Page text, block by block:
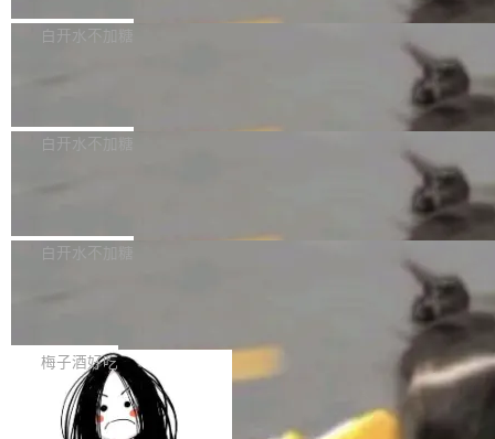
不得生成涉及安全性的关键变更，除非作者本身
36个月。 公告显示，本次宇树科技战略配售对
员工参与设立的专项资产管理计划。其中，Dee
获配9...
Bug fixes and enhancements 修复多次传递同
一个回归问题，该问题导致拉取镜像时会拒绝包
题，该问题可能导致在旧版 Linux 内核...
白开水不加糖
e 孵化器项目管理委员会（IPMC）投票中获得
P）！这一里程碑不仅标志着 Fluss 迈入新的发
白开水不加糖
长期停止内容更新，未能实现其作为“AI版维基百
提交的编辑请求也长期处于待处理状态。 Groki
pedia 于去年底上线，定位为由人工智能生成内
容的百科平台，被马斯克视为传统众包百科网站
维基百科的替代方案。Lawfare 调查发现，无论
白开水不加糖
是这样的：配 MessageSource 的 Bean、写 R
eloadableResourceBundleMessageSource、
声明 LocaleResolver、注册 LocaleChangeInt
梅子酒好吃